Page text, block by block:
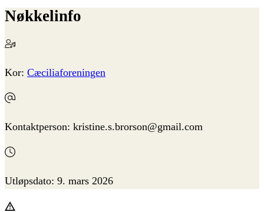
Nøkkelinfo
Kor: Cæciliaforeningen
Kontaktperson: kristine.s.brorson@gmail.com
Utløpsdato: 9. mars 2026